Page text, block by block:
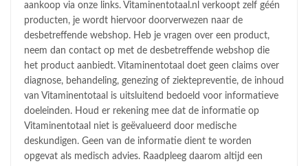
aankoop via onze links. Vitaminentotaal.nl verkoopt zelf géén
producten, je wordt hiervoor doorverwezen naar de
desbetreffende webshop. Heb je vragen over een product,
neem dan contact op met de desbetreffende webshop die
het product aanbiedt. Vitaminentotaal doet geen claims over
diagnose, behandeling, genezing of ziektepreventie, de inhoud
van Vitaminentotaal is uitsluitend bedoeld voor informatieve
doeleinden. Houd er rekening mee dat de informatie op
Vitaminentotaal niet is geëvalueerd door medische
deskundigen. Geen van de informatie dient te worden
opgevat als medisch advies. Raadpleeg daarom altijd een